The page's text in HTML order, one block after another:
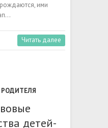
ими
Читать далее
детей-